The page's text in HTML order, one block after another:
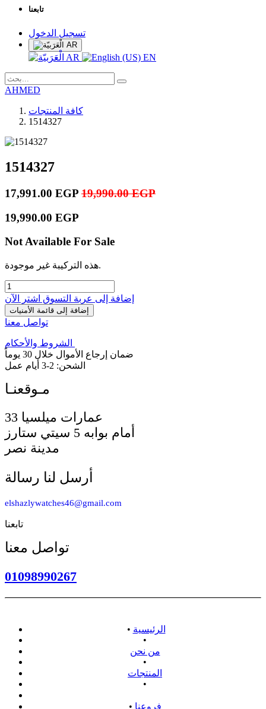
تابعنا
تسجيل الدخول
AR
AR EN
AHMED
كافة المنتجات
1514327
1514327
17,991.00 EGP 19,990.00EGP
19,990.00 EGP
Not Available For Sale
هذه التركيبة غير موجودة.
إضافة إلى عربة التسوق اشترِ الآن
إضافة إلى قائمة الأمنيات
تواصل معنا
الشروط والأحكام
ضمان إرجاع الأموال خلال 30 يوماً
الشحن: 2-3 أيام عمل
أمام بوابه 5 سيتي ستارز
مدينة نصر
أرسل لنا رسالة
elshazlywatches46@gmail.com
تابعنا
تواصل معنا
01098990267
• الرئيسية
•
من نحن
•
المنتجات
•
• فروعنا